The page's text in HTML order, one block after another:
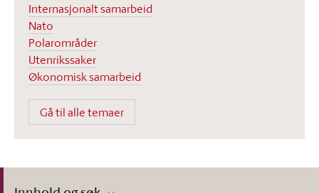
Internasjonalt samarbeid
Nato
Polarområder
Utenrikssaker
Økonomisk samarbeid
Gå til alle temaer